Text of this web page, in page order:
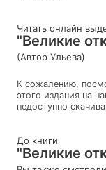
Читать онлайн
"Великие
(Автор Ульева)
К сожалению,
этого издания на
недоступно
До книги
"Великие